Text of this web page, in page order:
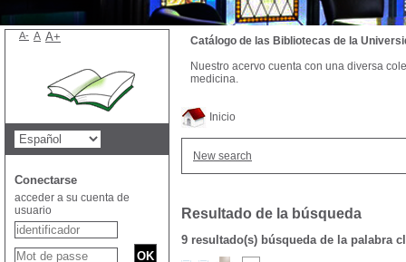
Inicio
New search
Resultado de la búsqueda
9 resultado(s) búsqueda de la palabra
Catálogo de las Bibliotecas de la
Nuestro acervo cuenta con una diversa
medicina.
A- A A+
Conectarse
acceder a su cuenta de
usuario